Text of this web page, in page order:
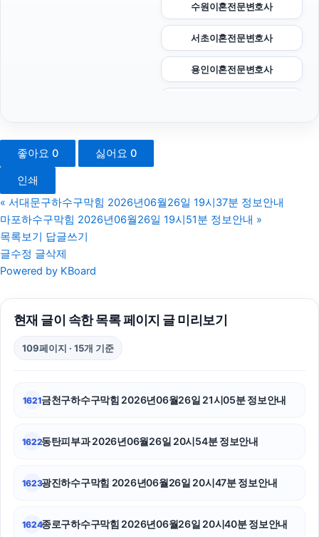
수원이혼전문변호사
서초이혼전문변호사
용인이혼전문변호사
광고대행사
용인학교폭력변호사
대전이혼전문변호사
수원이혼변호사
좋아요 0 싫어요 0
인쇄
« 서대문구하수구막힘 2026년06월26일 19시37분 정보안내
마포하수구막힘 2026년06월26일 19시51분 정보안내 »
목록보기 답글쓰기
글수정 글삭제
Powered by KBoard
현재 글이 속한 목록 페이지 글 미리보기
109페이지 · 15개 기준
1621금천구하수구막힘 2026년06월26일 21시05분 정보안내
1622동탄피부과 2026년06월26일 20시54분 정보안내
1623광진하수구막힘 2026년06월26일 20시47분 정보안내
1624종로구하수구막힘 2026년06월26일 20시40분 정보안내